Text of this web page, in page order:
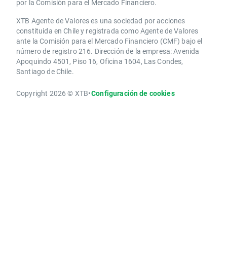
por la Comisión para el Mercado Financiero.
XTB Agente de Valores es una sociedad por acciones
constituida en Chile y registrada como Agente de Valores
ante la Comisión para el Mercado Financiero (CMF) bajo el
número de registro 216. Dirección de la empresa: Avenida
Apoquindo 4501, Piso 16, Oficina 1604, Las Condes,
Santiago de Chile.
Copyright 2026 © XTB•Configuración de cookies